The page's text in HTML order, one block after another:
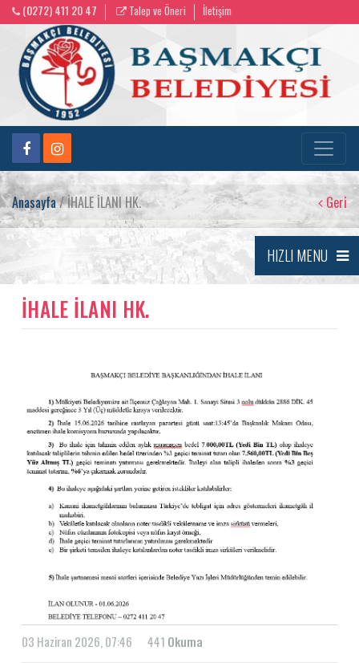
(0272) 411 20 47 Talep ve Öneri İletişim
Anasayfa/ İHALE İLANI HK. Geri
HIZLI MENU
İHALE İLANI HK.
03 Haziran 2026, 07:46 441 Okuma